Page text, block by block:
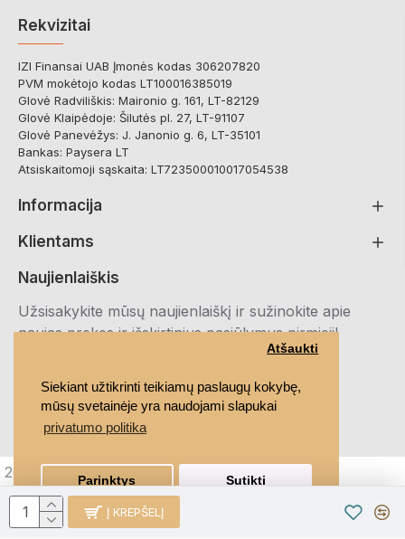
Siekiant užtikrinti teikiamų paslaugų kokybę,
mūsų svetainėje yra naudojami slapukai
privatumo politika
Atšaukti
Parinktys Sutikti
Į KREPŠELĮ
Rekvizitai
IZI Finansai UAB Įmonės kodas 306207820
PVM mokėtojo kodas LT100016385019
Glovė Radviliškis: Maironio g. 161, LT-82129
Glovė Klaipėdoje: Šilutės pl. 27, LT-91107
Glovė Panevėžys: J. Janonio g. 6, LT-35101
Bankas: Paysera LT
Atsiskaitomoji sąskaita: LT723500010017054538
Informacija
Klientams
Naujienlaiškis
Užsisakykite mūsų naujienlaiškį ir sužinokite apie
naujas prekes ir išskirtinius pasiūlymus pirmieji!
Susipažinau ir sutinku su Privatumo politika
2021 MEDRUBAI.LT, Visos teisės saugomos